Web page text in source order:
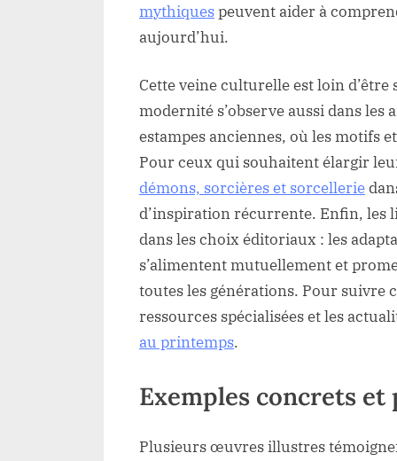
mythiquespeuvent aider à
aujourd’hui.
Cette veine culturelle est loin
modernité s’observe aussi dans
estampes anciennes, où les motifs
Pour ceux qui souhaitent élargir
démons, sorcières et sorcellerie
d’inspiration récurrente. Enfin, les
dans les choix éditoriaux : les
s’alimentent mutuellement et
toutes les générations. Pour suivre
ressources spécialisées et les
au printemps.
Exemples concrets
Plusieurs œuvres illustres